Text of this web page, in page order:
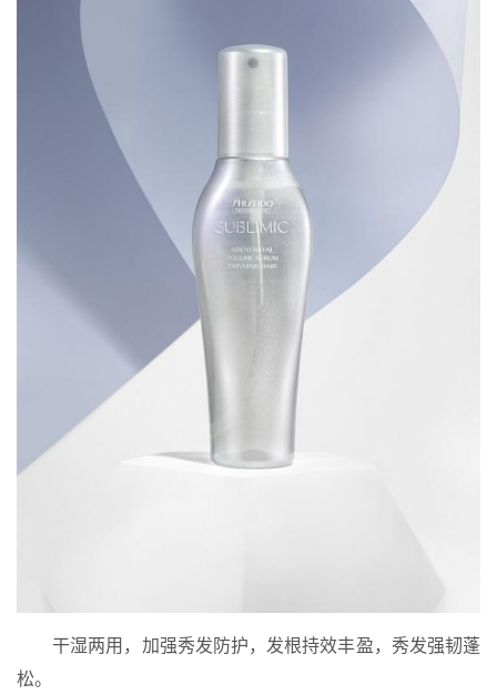
干湿两用，加强秀发防护，发根持效丰盈，秀发强韧蓬
松。